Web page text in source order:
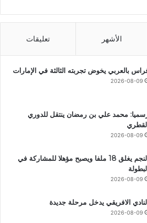
الأشهر تعليقات
بالعربي يخوض تجربته الثالثة في الإمارات
2026-08-09
محمد علي بن رمضان ينتقل للدوري
2026-08-09
النجم يغلق 18 ملفا ويصبح مؤهلا للمشاركة في
2026-08-09
الافريقي يدخل مرحلة جديدة
2026-08-09